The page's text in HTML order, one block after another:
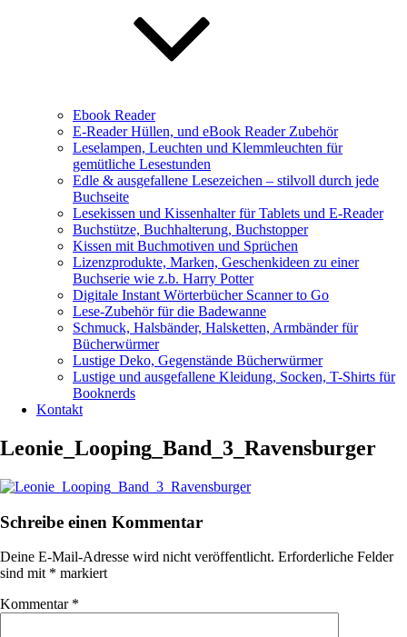
Ebook Reader
E-Reader Hüllen, und eBook Reader Zubehör
Leselampen, Leuchten und Klemmleuchten für
gemütliche Lesestunden
Edle & ausgefallene Lesezeichen – stilvoll durch jede
Buchseite
Lesekissen und Kissenhalter für Tablets und E-Reader
Buchstütze, Buchhalterung, Buchstopper
Kissen mit Buchmotiven und Sprüchen
Lizenzprodukte, Marken, Geschenkideen zu einer
Buchserie wie z.b. Harry Potter
Digitale Instant Wörterbücher Scanner to Go
Lese-Zubehör für die Badewanne
Schmuck, Halsbänder, Halsketten, Armbänder für
Bücherwürmer
Lustige Deko, Gegenstände Bücherwürmer
Lustige und ausgefallene Kleidung, Socken, T-Shirts für
Booknerds
Kontakt
Leonie_Looping_Band_3_Ravensburger
Schreibe einen Kommentar
Deine E-Mail-Adresse wird nicht veröffentlicht. Erforderliche Felder
sind mit * markiert
Kommentar *